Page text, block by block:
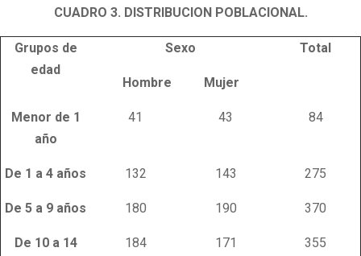
CUADRO 3. DISTRIBUCION POBLACIONAL.
Grupos de
edad
Sexo Total
Hombre Mujer
Menor de 1
año
41 43 84
De 1 a 4 años 132 143 275
De 5 a 9 años 180 190 370
De 10 a 14
184 171 355